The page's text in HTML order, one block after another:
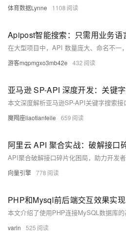
体育数据Lynne 1108
游客mqpmgxo3mb42e 432
魔羯座liaotianfeile 659
向量引擎 778
PHP和Mysql前后端交互效果实现
varin 525